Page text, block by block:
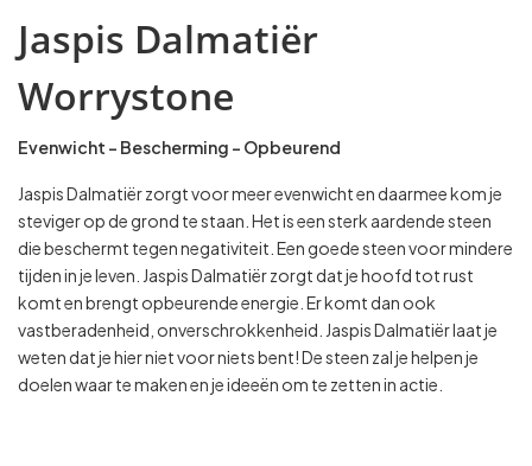
Jaspis Dalmatiër
Worrystone
Evenwicht – Bescherming – Opbeurend
Jaspis Dalmatiër zorgt voor meer evenwicht en daarmee kom je
steviger op de grond te staan. Het is een sterk aardende steen
die beschermt tegen negativiteit. Een goede steen voor mindere
tijden in je leven. Jaspis Dalmatiër zorgt dat je hoofd tot rust
komt en brengt opbeurende energie. Er komt dan ook
vastberadenheid, onverschrokkenheid. Jaspis Dalmatiër laat je
weten dat je hier niet voor niets bent! De steen zal je helpen je
doelen waar te maken en je ideeën om te zetten in actie.